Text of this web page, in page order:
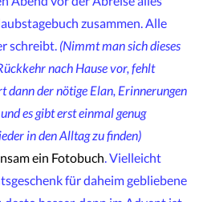
zusammen. Alle
schreibt. (Nimmt man sich dieses
nach Hause vor, fehlt
dann der nötige Elan, Erinnerungen
es gibt erst einmal genug
in den Alltag zu finden)
ein Fotobuch. Vielleicht
für daheim gebliebene